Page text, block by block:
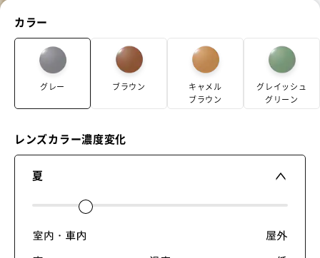
カラー
グレー ブラウン
キャメル
ブラウン
グレイッシュ
グリーン
レンズカラー濃度変化
夏